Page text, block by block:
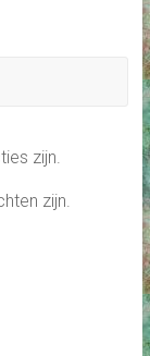
zijn.
zijn.